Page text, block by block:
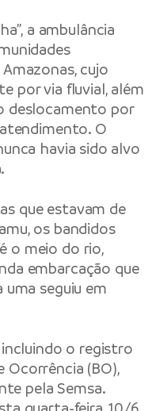
a ambulância
cujo
por via fluvial, além
deslocamento por
O
havia sido alvo
que estavam de
os bandidos
o meio do rio,
embarcação que
uma seguiu em
incluindo o registro
(BO),
pela Semsa.